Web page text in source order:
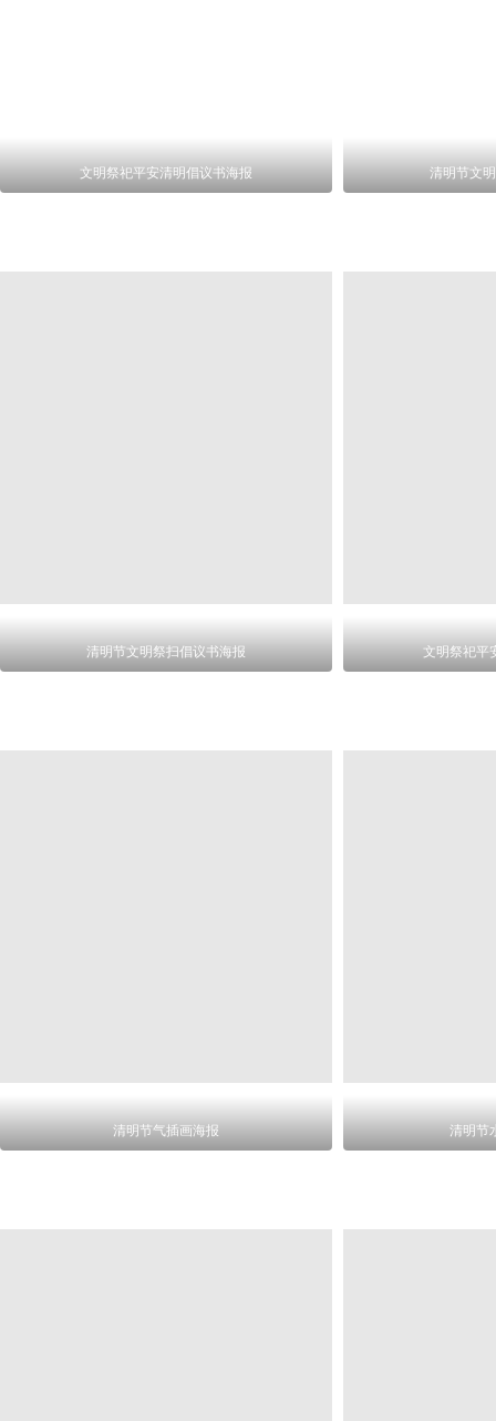
文明祭祀平安清明倡议书海报 清明节文
清明节文明祭扫倡议书海报 文明祭祀平
清明节气插画海报 清明节